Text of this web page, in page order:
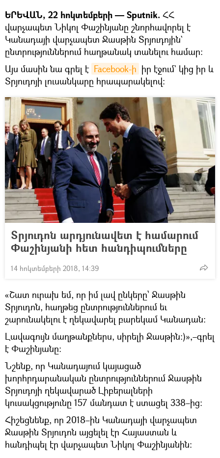
ԵՐԵՎԱՆ, 22 հոկտեմբերի — Sputnik. ՀՀ
վարչապետ Նիկոլ Փաշինյանը շնորհավորել է
Կանադայի վարչապետ Ջասթին Տրյուդոյին`
ընտրություններում հաղթանակ տանելու համար։
Այս մասին նա գրել է Facebook-ի իր էջում` կից իր և
Տրյուդոյի լուսանկարը հրապարակելով։
Տրյուդոն արդյունավետ է համարում
Փաշինյանի հետ հանդիպումները
14 հոկտեմբերի 2018, 14:39
«Շատ ուրախ եմ, որ իմ լավ ընկերը՝ Ջասթին
Տրյուդոն, հաղթեց ընտրություններում եւ
շարունակելու է ղեկավարել բարեկամ Կանադան։
Լավագույն մաղթանքներս, սիրելի Ջասթին:)»,–գրել
է Փաշինյանը։
Նշենք, որ Կանադայում կայացած
խորհրդարանական ընտրություններում Ջասթին
Տրյուդոյի ղեկավարած Լիբերալների
կուսակցությունը 157 մանդատ է ստացել 338–ից։
Հիշեցնենք, որ 2018–ին Կանադայի վարչապետ
Ջասթին Տրյուդոն այցելել էր Հայաստան և
հանդիպել էր վարչապետ Նիկոլ Փաշինյանին։